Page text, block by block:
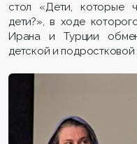
стол «Дети, которые
дети?», в ходе
Ирана и Турции
детской и подростковой